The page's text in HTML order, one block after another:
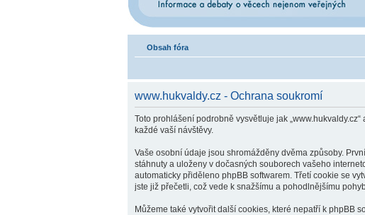
Obsah fóra
www.hukvaldy.cz - Ochrana soukromí
Toto prohlášení podrobně vysvětluje jak
každé vaší návštěvy.
Vaše osobní údaje jsou shromážděny dvěma způsoby.
stáhnuty a uloženy v dočasných souborech vašeho
automaticky přiděleno phpBB softwarem. Třetí cookie se
jste již přečetli, což vede k snažšímu a pohodlnějšímu
Můžeme také vytvořit další cookies, které nepatří k phpBB